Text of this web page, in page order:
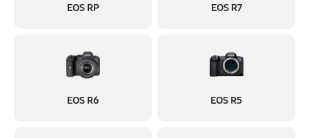
EOS RP EOS R7
EOS R6 EOS R5